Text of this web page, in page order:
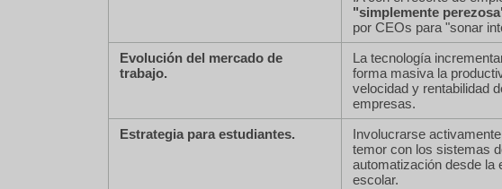
"simplemente
por CEOs para "sonar
Evolución del mercado de
trabajo.
La tecnología
forma masiva la
velocidad y rentabilidad
empresas.
Estrategia para estudiantes.
Involucrarse
temor con los sistemas
automatización desde la
escolar.